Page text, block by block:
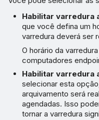
Habilitar varredura
que você defina um
varredura deverá ser
O horário da
computadores
Habilitar varredura
selecionar esta
arquivamento será
agendadas. Isso
tornar a varredura